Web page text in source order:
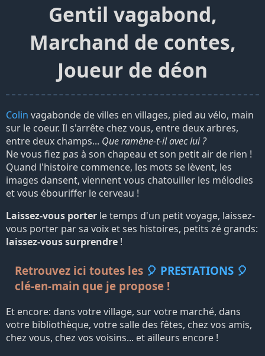
Gentil vagabond,
Marchand de contes,
Joueur de déon
Colin vagabonde de villes en villages, pied au vélo, main
sur le coeur. Il s'arrête chez vous, entre deux arbres,
entre deux champs... Que ramène-t-il avec lui ?
Ne vous fiez pas à son chapeau et son petit air de rien !
Quand l'histoire commence, les mots se lèvent, les
images dansent, viennent vous chatouiller les mélodies
et vous ébouriffer le cerveau !
Laissez-vous porter le temps d'un petit voyage, laissez-
vous porter par sa voix et ses histoires, petits zé grands:
laissez-vous surprendre !
Retrouvez ici toutes les 🎈 PRESTATIONS 🎈
clé-en-main que je propose !
Et encore: dans votre village, sur votre marché, dans
votre bibliothèque, votre salle des fêtes, chez vos amis,
chez vous, chez vos voisins... et ailleurs encore !